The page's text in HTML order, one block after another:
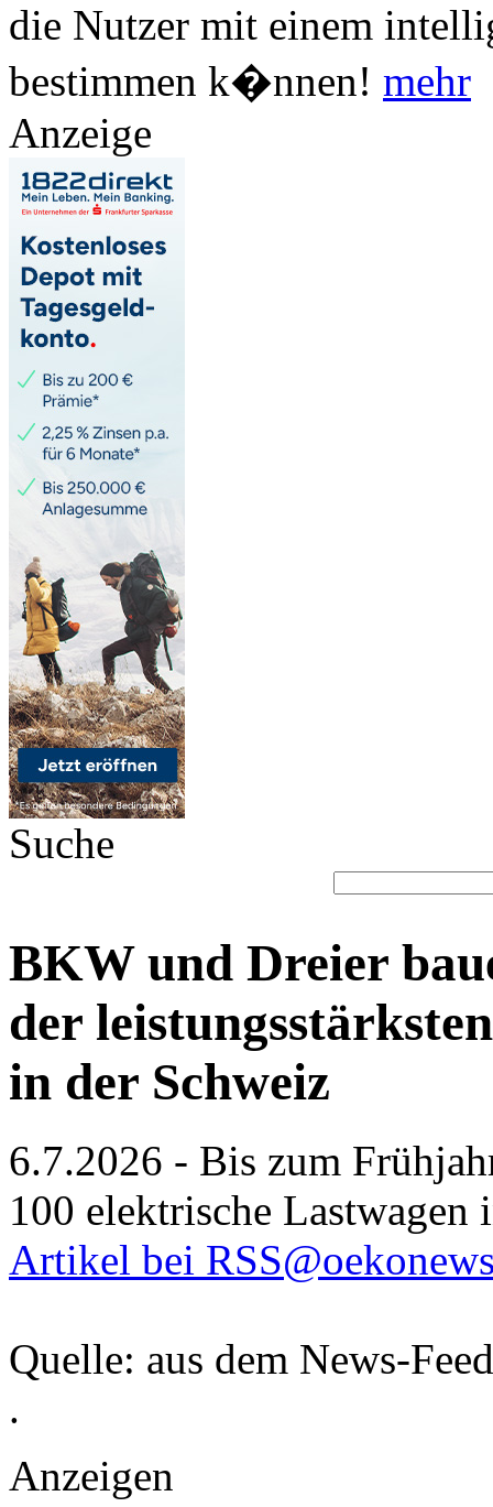
die Nutzer mit einem
bestimmen k�nnen! mehr
Anzeige
Suche
BKW und Dreier
der
in der Schweiz
6.7.2026 - Bis zum
100 elektrische Lastwagen
Artikel bei
Quelle: aus dem News-
.
Anzeigen